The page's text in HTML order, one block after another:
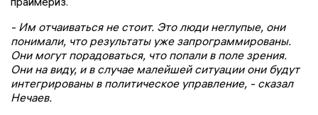
- Им отчаиваться не стоит. Это люди неглупые, они
понимали, что результаты уже запрограммированы.
Они могут порадоваться, что попали в поле зрения.
Они на виду, и в случае малейшей ситуации они будут
интегрированы в политическое управление, - сказал
Нечаев.